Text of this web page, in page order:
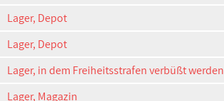
Lager, Depot
Lager, Depot
Lager, in dem Freiheitsstrafen verbüßt werden
Lager, Magazin